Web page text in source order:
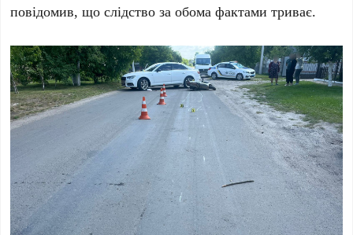
повідомив, що слідство за обома фактами триває.